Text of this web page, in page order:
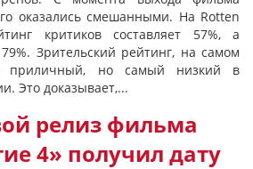
оказались смешанными. На Rotten
критиков составляет 57%, а
Зрительский рейтинг, на самом
приличный, но самый низкий в
Это доказывает,...
релиз фильма
4» получил дату